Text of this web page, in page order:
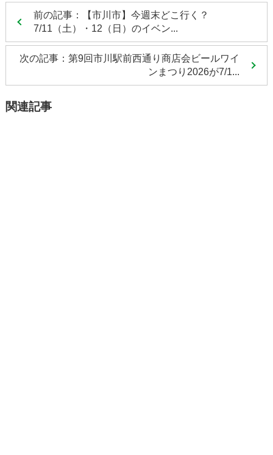
前の記事：【市川市】今週末どこ行く？
7/11（土）・12（日）のイベン...
次の記事：第9回市川駅前西通り商店会ビールワイ
ンまつり2026が7/1...
関連記事